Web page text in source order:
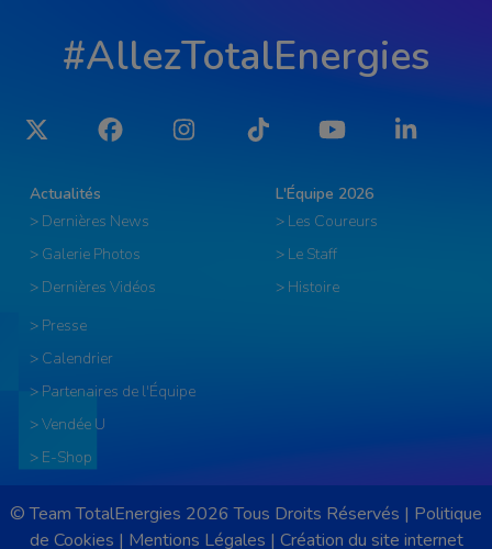
#AllezTotalEnergies
Twitter Facebook Instagram Tiktok YouTube LinkedIn
Actualités
> Dernières News
> Galerie Photos
> Dernières Vidéos
L'Équipe 2026
> Les Coureurs
> Le Staff
> Histoire
> Presse
> Calendrier
> Partenaires de l'Équipe
> Vendée U
> E-Shop
© Team TotalEnergies 2026 Tous Droits Réservés | Politique
de Cookies | Mentions Légales | Création du site internet